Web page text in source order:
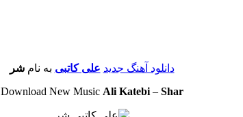
دانلود آهنگ جدید علی کاتبی به نامشر
Download New Music Ali Katebi– Shar